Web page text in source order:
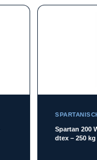
Spartan 200
dtex – 250